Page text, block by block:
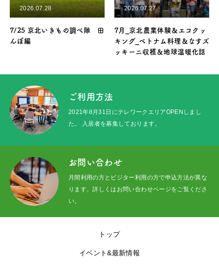
イベント&最新情報
プロジェクト
ご利用方法
施設ガイド
メッセージ
アクセス
7/25 京北いきもの調べ隊 田
んぼ編
2026.07.28
7月_京北農業体験＆エコクッ
キング_ベトナム料理＆なすズ
ッキーニ収穫＆地球温暖化話
2026.07.27
ご利用方法
2021年8月31日にテレワークエリアOPENしまし
た。 入居者を募集しております。
お問い合わせ
月間利用の方とビジター利用の方で申込方法が異な
ります。詳しくはお問い合わせページをご覧くださ
い。
トップ
イベント&最新情報